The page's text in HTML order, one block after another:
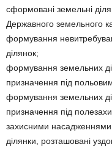
сформовані земельні
Державного земельного
формування
ділянок;
формування земельних
призначення під
формування земельних
призначення під
захисними
ділянки, розташовані